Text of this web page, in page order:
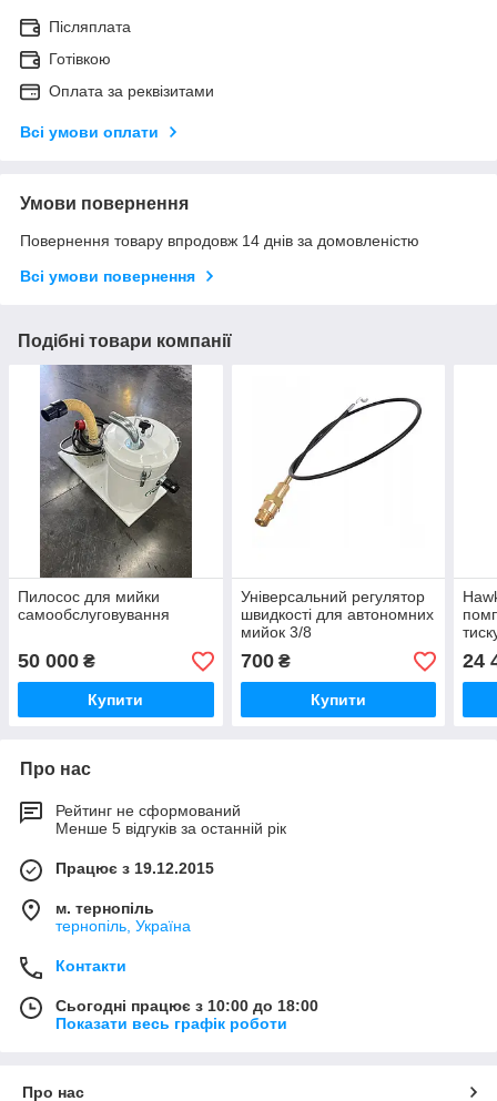
Післяплата
Готівкою
Оплата за реквізитами
Всі умови оплати
Умови повернення
Повернення товару впродовж 14 днів за домовленістю
Всі умови повернення
Подібні товари компанії
Пилосос для мийки
самообслуговування
50 000 ₴
Купити
Універсальний регулятор
швидкості для автономних
мийок 3/8
700₴
Купити
24
Про нас
Рейтинг не сформований
Менше 5 відгуків за останній рік
Працює з 19.12.2015
м. тернопіль
тернопіль, Україна
Контакти
Сьогодні працює з 10:00 до 18:00
Показати весь графік роботи
Про нас